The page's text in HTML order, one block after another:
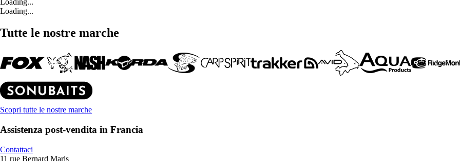
Loading...
Loading...
Tutte le nostre marche
Scopri tutte le nostre marche
Assistenza post-vendita in Francia
Contattaci
11 rue Bernard Maris